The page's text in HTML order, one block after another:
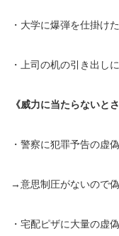
・大学に爆弾を仕掛け
・上司の机の引き出し
《威力に当たらないと
・警察に犯罪予告の虚
→意思制圧がないので
・宅配ピザに大量の虚